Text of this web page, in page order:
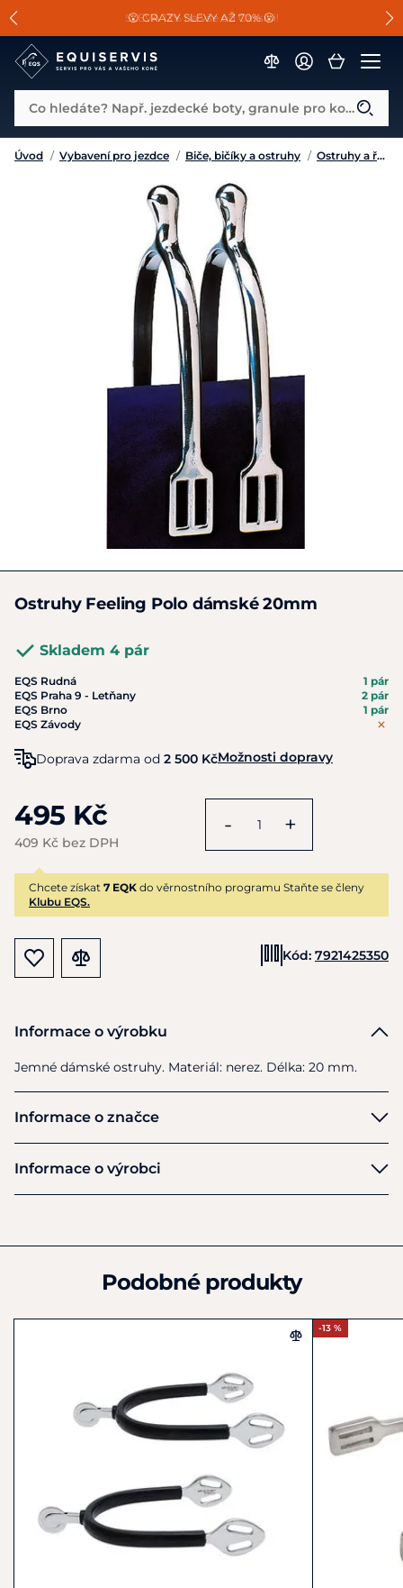
SLEVA 13% na vše od Cassini!
😮 CRAZY SLEVY AŽ 70% 😮
📐Pasování a doplňky k vybraným sedlům ZDARMA 🐴
Co hledáte? Např. jezdecké boty, granule pro koně...
Úvod / Vybavení pro jezdce / Biče, bičíky a ostruhy / Ostruhy a řemínky
Ostruhy Feeling Polo dámské 20mm
Skladem 4 pár
EQS Rudná
1 pár
EQS Praha 9 - Letňany
2 pár
EQS Brno
1 pár
EQS Závody
Doprava zdarma od 2 500 KčMožnosti dopravy
495 Kč
409 Kč bez DPH
- +
Chcete získat 7 EQK do věrnostního programu Staňte se členy
Klubu EQS.
Kód: 7921425350
Informace o výrobku
Jemné dámské ostruhy. Materiál: nerez. Délka: 20 mm.
Informace o značce
Feeling
Informace o výrobci
12 rue Branly - BP90035
Podobné produkty
-13 %